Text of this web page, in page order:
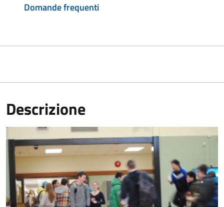
Domande frequenti
Descrizione